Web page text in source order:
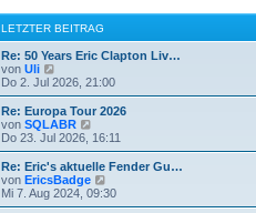
LETZTER BEITRAG
Re: 50 Years Eric Clapton Liv…
von Uli
e
u
e
s
t
B
e
i
Do 2. Jul 2026, 21:00
Re: Europa Tour 2026
von SQLABR
e
u
e
s
t
Do 23. Jul 2026, 16:11
Re: Eric's aktuelle Fender Gu…
von EricsBadge
e
u
Mi 7. Aug 2024, 09:30